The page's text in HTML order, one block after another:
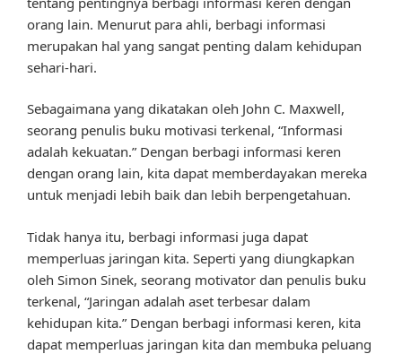
orang lain. Menurut para ahli, berbagi informasi
merupakan hal yang sangat penting dalam kehidupan
sehari-hari.
Sebagaimana yang dikatakan oleh John C. Maxwell,
seorang penulis buku motivasi terkenal, “Informasi
adalah kekuatan.” Dengan berbagi informasi keren
dengan orang lain, kita dapat memberdayakan mereka
untuk menjadi lebih baik dan lebih berpengetahuan.
Tidak hanya itu, berbagi informasi juga dapat
memperluas jaringan kita. Seperti yang diungkapkan
oleh Simon Sinek, seorang motivator dan penulis buku
terkenal, “Jaringan adalah aset terbesar dalam
kehidupan kita.” Dengan berbagi informasi keren, kita
dapat memperluas jaringan kita dan membuka peluang